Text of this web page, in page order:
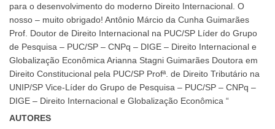
para o desenvolvimento do moderno Direito Internacional. O
nosso – muito obrigado! Antônio Márcio da Cunha Guimarães
Prof. Doutor de Direito Internacional na PUC/SP Líder do Grupo
de Pesquisa – PUC/SP – CNPq – DIGE – Direito Internacional e
Globalização Econômica Arianna Stagni Guimarães Doutora em
Direito Constitucional pela PUC/SP Profª. de Direito Tributário na
UNIP/SP Vice-Líder do Grupo de Pesquisa – PUC/SP – CNPq –
DIGE – Direito Internacional e Globalização Econômica “
AUTORES